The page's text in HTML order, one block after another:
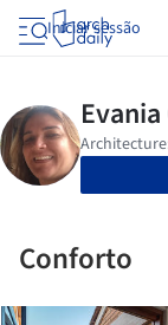
Iniciar sessão
Conforto